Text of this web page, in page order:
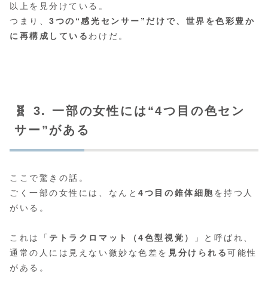
以上を見分けている。
つまり、3つの“感光センサー”だけで、世界を色彩豊か
に再構成している わけだ。
🧬 3. 一部の女性には“4つ目の色セン
サー”がある
ここで驚きの話。
ごく一部の女性には、なんと4つ目の錐体細胞を持つ人
がいる。
これは「 テトラクロマット（4色型視覚）
」と呼ばれ、
通常の人には見えない微妙な色差を 見分けられる可能性
がある。